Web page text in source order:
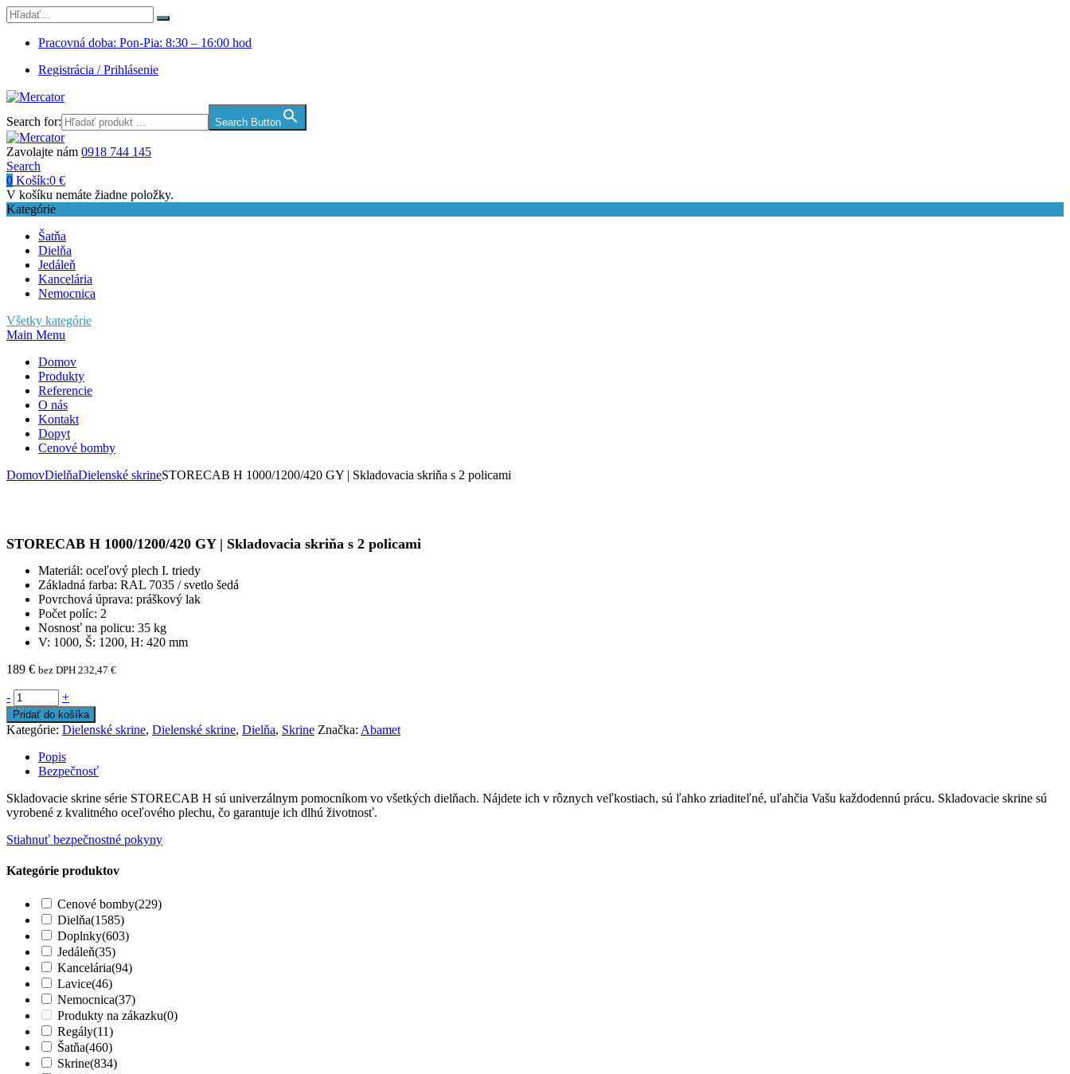
Pracovná doba: Pon-Pia: 8:30 – 16:00 hod
Registrácia / Prihlásenie
Search for: Search Button
Zavolajte nám 0918 744 145
Search
0 Košík:0 €
V košíku nemáte žiadne položky.
Kategórie
Šatňa
Dielňa
Jedáleň
Kancelária
Nemocnica
Všetky kategórie
Main Menu
Domov
Produkty
Referencie
O nás
Kontakt
Dopyt
Cenové bomby
DomovDielňaDielenské skrineSTORECAB H 1000/1200/420 GY | Skladovacia skriňa s 2 policami
STORECAB H 1000/1200/420 GY | Skladovacia skriňa s 2 policami
Materiál: oceľový plech I. triedy
Základná farba: RAL 7035 / svetlo šedá
Povrchová úprava: práškový lak
Počet políc: 2
Nosnosť na policu: 35 kg
V: 1000, Š: 1200, H: 420 mm
189 € bez DPH 232,47 €
- +
Pridať do košíka
Kategórie: Dielenské skrine, Dielenské skrine, Dielňa, Skrine Značka: Abamet
Popis
Bezpečnosť
Skladovacie skrine série STORECAB H sú univerzálnym pomocníkom vo všetkých dielňach. Nájdete ich v rôznych veľkostiach, sú ľahko zriaditeľné, uľahčia Vašu každodennú prácu. Skladovacie skrine sú
vyrobené z kvalitného oceľového plechu, čo garantuje ich dlhú životnosť.
Stiahnuť bezpečnostné pokyny
Kategórie produktov
Cenové bomby(229)
Dielňa(1585)
Doplnky(603)
Jedáleň(35)
Kancelária(94)
Lavice(46)
Nemocnica(37)
Produkty na zákazku(0)
Regály(11)
Šatňa(460)
Skrine(834)